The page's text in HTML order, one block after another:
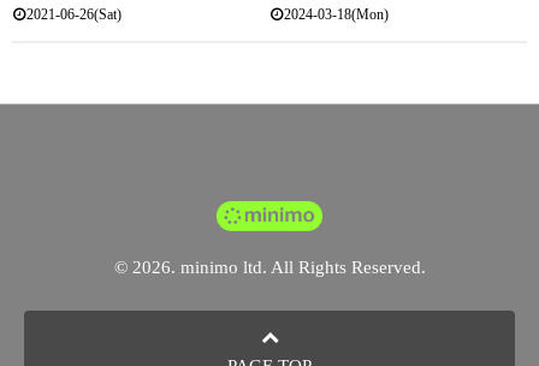
2021-06-26(Sat) 2024-03-18(Mon)
© 2026. minimo ltd. All Rights Reserved.